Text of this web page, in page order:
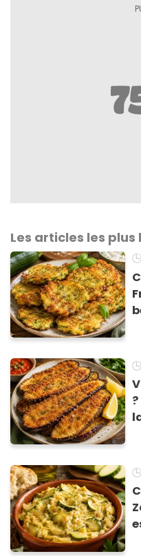
Les articles les plus